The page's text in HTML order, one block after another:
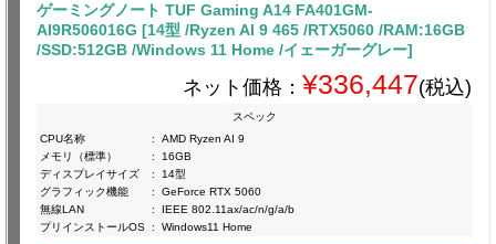
ゲーミングノート TUF Gaming A14 FA401GM-
AI9R506016G [14型 /Ryzen AI 9 465 /RTX5060 /RAM:16GB
/SSD:512GB /Windows 11 Home /イェーガーグレー]
ネット価格： ¥336,447(税込)
スペック
CPU名称
:
AMD Ryzen AI 9
メモリ（標準）
:
16GB
ディスプレイサイズ
:
14型
グラフィック機能
:
GeForce RTX 5060
無線LAN
:
IEEE 802.11ax/ac/n/g/a/b
プリインストールOS : Windows11 Home